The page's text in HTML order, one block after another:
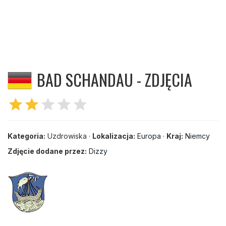
BAD SCHANDAU - ZDJĘCIA
starstar star star star
Kategoria: Uzdrowiska · Lokalizacja: Europa · Kraj: Niemcy
Zdjęcie dodane przez: Dizzy